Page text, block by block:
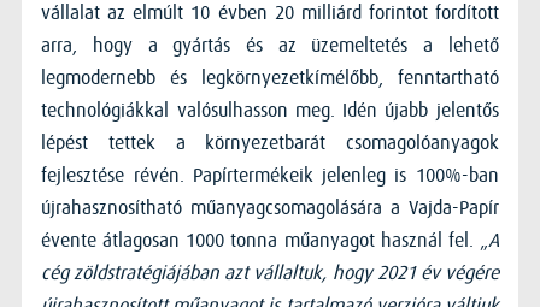
vállalat az elmúlt 10 évben 20 milliárd forintot fordított
arra, hogy a gyártás és az üzemeltetés a lehető
legmodernebb és legkörnyezetkímélőbb, fenntartható
technológiákkal valósulhasson meg. Idén újabb jelentős
lépést tettek a környezetbarát csomagolóanyagok
fejlesztése révén. Papírtermékeik jelenleg is 100%-ban
újrahasznosítható műanyagcsomagolására a Vajda-Papír
évente átlagosan 1000 tonna műanyagot használ fel. „A
cég zöldstratégiájában azt vállaltuk, hogy 2021 év végére